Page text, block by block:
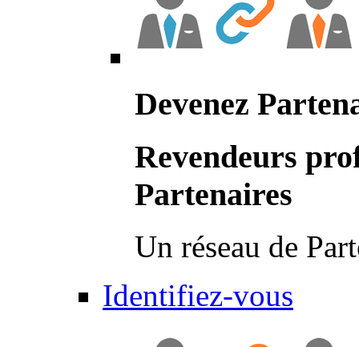
Devenez
Revendeurs
Partenaires
Un réseau de
Identifiez-vous